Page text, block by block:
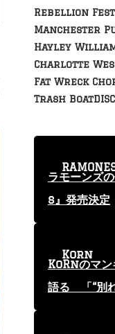
Rebellion
Manchester
Hayley
Charlotte
Fat Wreck
Trash Boat
ラモーンズ
s』発売決定
KoRnのマン
語る 「“別
Korn